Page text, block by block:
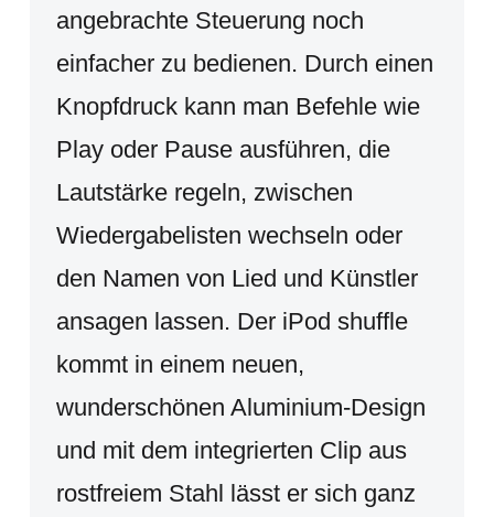
angebrachte Steuerung noch
einfacher zu bedienen. Durch einen
Knopfdruck kann man Befehle wie
Play oder Pause ausführen, die
Lautstärke regeln, zwischen
Wiedergabelisten wechseln oder
den Namen von Lied und Künstler
ansagen lassen. Der iPod shuffle
kommt in einem neuen,
wunderschönen Aluminium-Design
und mit dem integrierten Clip aus
rostfreiem Stahl lässt er sich ganz